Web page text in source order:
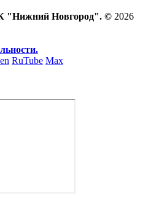
Новгород". © 2026
RuTube Max